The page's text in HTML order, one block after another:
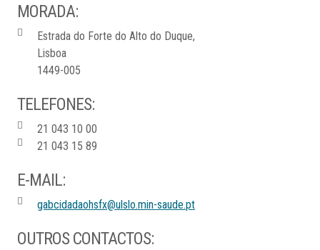
MORADA:
Estrada do Forte do Alto do Duque,
Lisboa
1449-005
TELEFONES:
21 043 10 00
21 043 15 89
E-MAIL:
gabcidadaohsfx@ulslo.min-saude.pt
OUTROS CONTACTOS: